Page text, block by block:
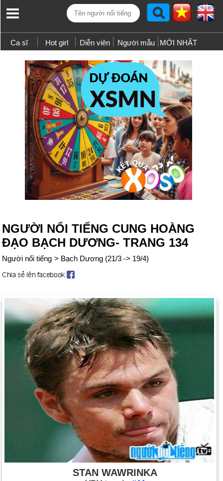
Ca sĩ Hot girl Diễn viên Người mẫu MỚI NHẤT
NGƯỜI NỔI TIẾNG CUNG HOÀNG
ĐẠO BẠCH DƯƠNG- TRANG 134
Người nổi tiếng > Bạch Dương (21/3 -> 19/4)
STAN WAWRINKA